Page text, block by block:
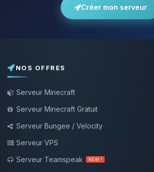
Créer mon serveur
NOS OFFRES
Serveur Minecraft
Serveur Minecraft Gratuit
Serveur Bungee / Velocity
Serveur VPS
Serveur Teamspeak
NEW !